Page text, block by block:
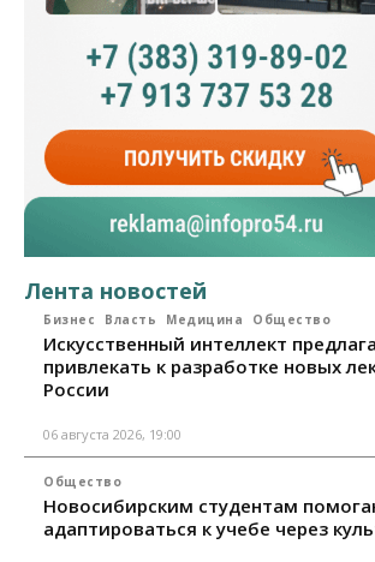
Лента новостей
Бизнес Власть Медицина Общество
Искусственный интеллект
привлекать к разработке новых
России
06 августа 2026, 19:00
Общество
Новосибирским студентам
адаптироваться к учебе через